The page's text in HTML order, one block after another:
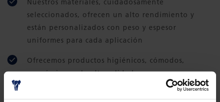
Nuestros materiales, cuidadosamente
seleccionados, ofrecen un alto rendimiento y
están personalizados con peso y espesor
uniformes para cada aplicación
Ofrecemos productos higiénicos, cómodos,
económicos y de alta calidad